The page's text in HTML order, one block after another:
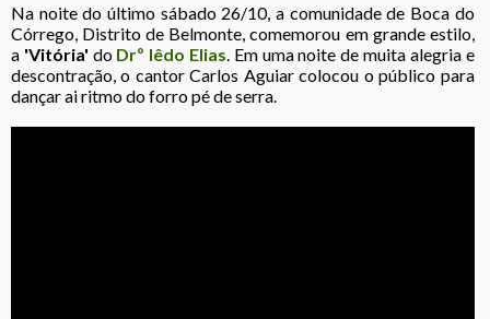
Na noite do último sábado 26/10, a comunidade de Boca do
Córrego, Distrito de Belmonte, comemorou em grande estilo,
a 'Vitória' do Drº Iêdo Elias. Em uma noite de muita alegria e
descontração, o cantor Carlos Aguiar colocou o público para
dançar ai ritmo do forro pé de serra.